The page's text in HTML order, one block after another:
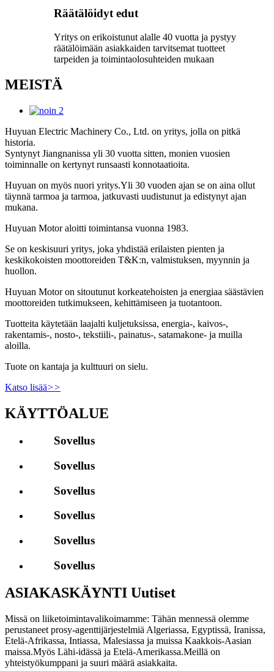
Räätälöidyt edut
Yritys on erikoistunut alalle 40 vuotta ja pystyy
räätälöimään asiakkaiden tarvitsemat tuotteet
tarpeiden ja toimintaolosuhteiden mukaan
MEISTÄ
Huyuan Electric Machinery Co., Ltd. on yritys, jolla on pitkä
historia.
Syntynyt Jiangnanissa yli 30 vuotta sitten, monien vuosien
toiminnalle on kertynyt runsaasti konnotaatioita.
Huyuan on myös nuori yritys.Yli 30 vuoden ajan se on aina ollut
täynnä tarmoa ja tarmoa, jatkuvasti uudistunut ja edistynyt ajan
mukana.
Huyuan Motor aloitti toimintansa vuonna 1983.
Se on keskisuuri yritys, joka yhdistää erilaisten pienten ja
keskikokoisten moottoreiden T&K:n, valmistuksen, myynnin ja
huollon.
Huyuan Motor on sitoutunut korkeatehoisten ja energiaa säästävien
moottoreiden tutkimukseen, kehittämiseen ja tuotantoon.
Tuotteita käytetään laajalti kuljetuksissa, energia-, kaivos-,
rakentamis-, nosto-, tekstiili-, painatus-, satamakone- ja muilla
aloilla.
Tuote on kantaja ja kulttuuri on sielu.
Katso lisää>>
KÄYTTÖALUE
Sovellus
Sovellus
Sovellus
Sovellus
Sovellus
Sovellus
ASIAKASKÄYNTI Uutiset
Missä on liiketoimintavalikoimamme: Tähän mennessä olemme
perustaneet prosy-agenttijärjestelmiä Algeriassa, Egyptissä, Iranissa,
Etelä-Afrikassa, Intiassa, Malesiassa ja muissa Kaakkois-Aasian
maissa.Myös Lähi-idässä ja Etelä-Amerikassa.Meillä on
yhteistyökumppani ja suuri määrä asiakkaita.